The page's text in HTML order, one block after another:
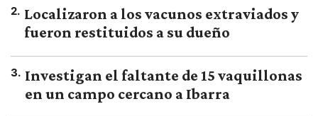
2. Localizaron a los vacunos extraviados y
fueron restituidos a su dueño
3. Investigan el faltante de 15 vaquillonas
en un campo cercano a Ibarra